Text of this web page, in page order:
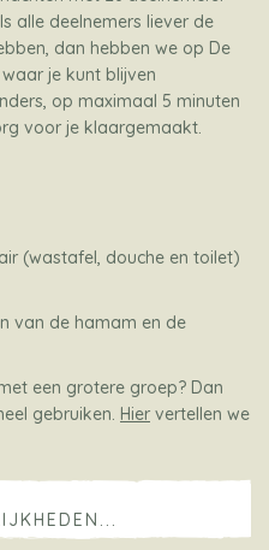
alle deelnemers liever de
dan hebben we op De
je kunt blijven
op maximaal 5 minuten
voor je klaargemaakt.
(wastafel, douche en toilet)
van de hamam en de
een grotere groep? Dan
gebruiken. Hier vertellen we